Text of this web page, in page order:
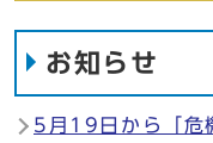
お知らせ
5月19日から「危